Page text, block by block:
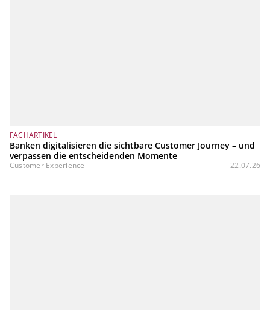
FACHARTIKEL
Banken digitalisieren die sichtbare Customer Journey – und
verpassen die entscheidenden Momente
Customer Experience 22.07.26